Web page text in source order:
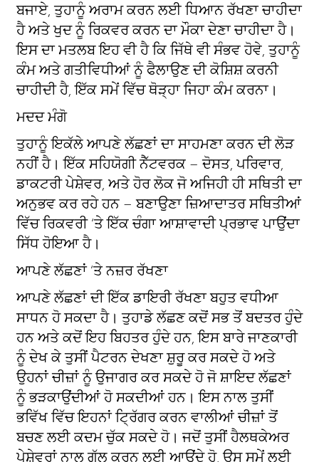
ਬਜਾਏ, ਤੁਹਾਨੂੰ ਅਰਾਮ ਕਰਨ ਲਈ ਧਿਆਨ ਰੱਖਣਾ ਚਾਹੀਦਾ
ਹੈ ਅਤੇ ਖੁਦ ਨੂੰ ਰਿਕਵਰ ਕਰਨ ਦਾ ਮੌਕਾ ਦੇਣਾ ਚਾਹੀਦਾ ਹੈ।
ਇਸ ਦਾ ਮਤਲਬ ਇਹ ਵੀ ਹੈ ਕਿ ਜਿੱਥੇ ਵੀ ਸੰਭਵ ਹੋਵੇ, ਤੁਹਾਨੂੰ
ਕੰਮ ਅਤੇ ਗਤੀਵਿਧੀਆਂ ਨੂੰ ਫੈਲਾਉਣ ਦੀ ਕੋਸ਼ਿਸ਼ ਕਰਨੀ
ਚਾਹੀਦੀ ਹੈ, ਇੱਕ ਸਮੇਂ ਵਿੱਚ ਥੋੜ੍ਹਾ ਜਿਹਾ ਕੰਮ ਕਰਨਾ।
ਮਦਦ ਮੰਗੋ
ਤੁਹਾਨੂੰ ਇਕੱਲੇ ਆਪਣੇ ਲੱਛਣਾਂ ਦਾ ਸਾਹਮਣਾ ਕਰਨ ਦੀ ਲੋੜ
ਨਹੀਂ ਹੈ। ਇੱਕ ਸਹਿਯੋਗੀ ਨੈੱਟਵਰਕ – ਦੋਸਤ, ਪਰਿਵਾਰ,
ਡਾਕਟਰੀ ਪੇਸ਼ੇਵਰ, ਅਤੇ ਹੋਰ ਲੋਕ ਜੋ ਅਜਿਹੀ ਹੀ ਸਥਿਤੀ ਦਾ
ਅਨੁਭਵ ਕਰ ਰਹੇ ਹਨ – ਬਣਾਉਣਾ ਜ਼ਿਆਦਾਤਰ ਸਥਿਤੀਆਂ
ਵਿੱਚ ਰਿਕਵਰੀ ‘ਤੇ ਇੱਕ ਚੰਗਾ ਆਸ਼ਾਵਾਦੀ ਪ੍ਰਭਾਵ ਪਾਉਂਦਾ
ਸਿੱਧ ਹੋਇਆ ਹੈ।
ਆਪਣੇ ਲੱਛਣਾਂ ‘ਤੇ ਨਜ਼ਰ ਰੱਖਣਾ
ਆਪਣੇ ਲੱਛਣਾਂ ਦੀ ਇੱਕ ਡਾਇਰੀ ਰੱਖਣਾ ਬਹੁਤ ਵਧੀਆ
ਸਾਧਨ ਹੋ ਸਕਦਾ ਹੈ। ਤੁਹਾਡੇ ਲੱਛਣ ਕਦੋਂ ਸਭ ਤੋਂ ਬਦਤਰ ਹੁੰਦੇ
ਹਨ ਅਤੇ ਕਦੋਂ ਇਹ ਬਿਹਤਰ ਹੁੰਦੇ ਹਨ, ਇਸ ਬਾਰੇ ਜਾਣਕਾਰੀ
ਨੂੰ ਦੇਖ ਕੇ ਤੁਸੀਂ ਪੈਟਰਨ ਦੇਖਣਾ ਸ਼ੁਰੂ ਕਰ ਸਕਦੇ ਹੋ ਅਤੇ
ਉਹਨਾਂ ਚੀਜ਼ਾਂ ਨੂੰ ਉਜਾਗਰ ਕਰ ਸਕਦੇ ਹੋ ਜੋ ਸ਼ਾਇਦ ਲੱਛਣਾਂ
ਨੂੰ ਭੜਕਾਉਂਦੀਆਂ ਹੋ ਸਕਦੀਆਂ ਹਨ। ਇਸ ਨਾਲ ਤੁਸੀਂ
ਭਵਿੱਖ ਵਿੱਚ ਇਹਨਾਂ ਟ੍ਰਿੱਗਰ ਕਰਨ ਵਾਲੀਆਂ ਚੀਜ਼ਾਂ ਤੋਂ
ਬਚਣ ਲਈ ਕਦਮ ਚੁੱਕ ਸਕਦੇ ਹੋ। ਜਦੋਂ ਤੁਸੀਂ ਹੈਲਥਕੇਅਰ
ਪੇਸ਼ੇਵਰਾਂ ਨਾਲ ਗੱਲ ਕਰਨ ਲਈ ਆਉਂਦੇ ਹੋ, ਉਸ ਸਮੇਂ ਲਈ